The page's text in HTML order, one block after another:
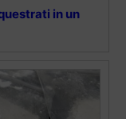
in un